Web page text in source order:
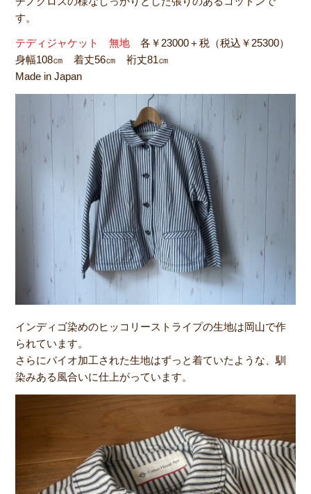
す。
テディジャケット 無地 各￥23000＋税（税込￥25300）
身幅108㎝ 着丈56㎝ 裄丈81㎝
Made in Japan
インディゴ染めのヒッコリーストライプの生地は岡山で作
られています。
さらにバイオ加工された生地はずっと着ていたような、馴
染みある風合いに仕上がっています。